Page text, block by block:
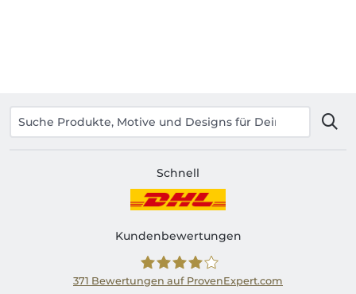
Schnell
Kundenbewertungen
371 Bewertungen auf ProvenExpert.com